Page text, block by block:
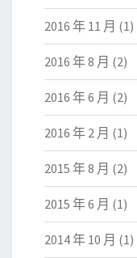
2016 年 11 月 (1)
2016 年 8 月 (2)
2016 年 6 月 (2)
2016 年 2 月 (1)
2015 年 8 月 (2)
2015 年 6 月 (1)
2014 年 10 月 (1)